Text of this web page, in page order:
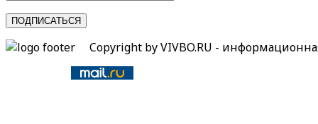
Copyright by VIVBO.RU -